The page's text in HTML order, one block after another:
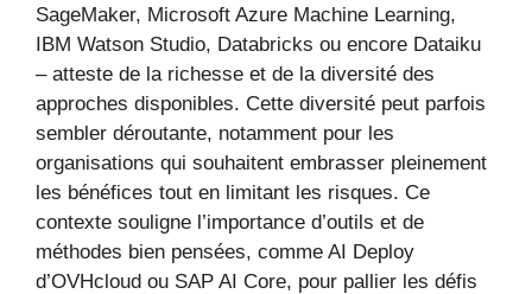
SageMaker, Microsoft Azure Machine Learning,
IBM Watson Studio, Databricks ou encore Dataiku
– atteste de la richesse et de la diversité des
approches disponibles. Cette diversité peut parfois
sembler déroutante, notamment pour les
organisations qui souhaitent embrasser pleinement
les bénéfices tout en limitant les risques. Ce
contexte souligne l’importance d’outils et de
méthodes bien pensées, comme AI Deploy
d’OVHcloud ou SAP AI Core, pour pallier les défis